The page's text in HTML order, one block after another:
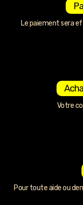
Le paiement sera
Votre
Pour toute aide ou